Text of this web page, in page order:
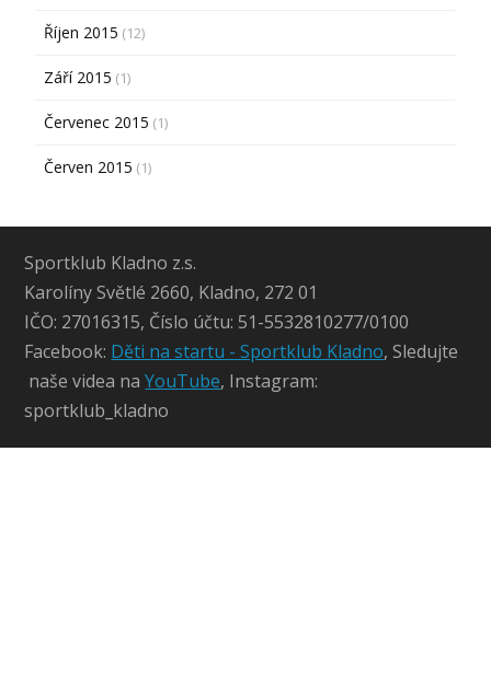
Říjen 2015 (12)
Září 2015 (1)
Červenec 2015 (1)
Červen 2015 (1)
Sportklub Kladno z.s.
Karolíny Světlé 2660, Kladno, 272 01
IČO: 27016315, Číslo účtu: 51-5532810277/0100
Facebook: Děti na startu - Sportklub Kladno, Sledujte
naše videa naYouTube, Instagram:
sportklub_kladno